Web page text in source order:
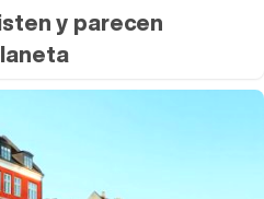
y parecen